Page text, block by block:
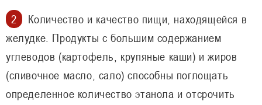
Количество и качество пищи, находящейся в
желудке. Продукты с большим содержанием
углеводов (картофель, крупяные каши) и жиров
(сливочное масло, сало) способны поглощать
определенное количество этанола и отсрочить